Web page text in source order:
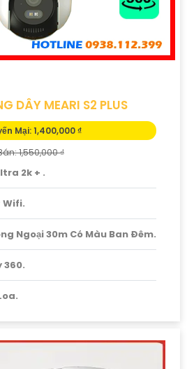
DÂY MEARI S2 PLUS
Mại: 1,400,000 ₫
1,550,000 ₫
2k + .
Wifi.
Ngoại 30m Có Màu Ban Ðêm.
360.